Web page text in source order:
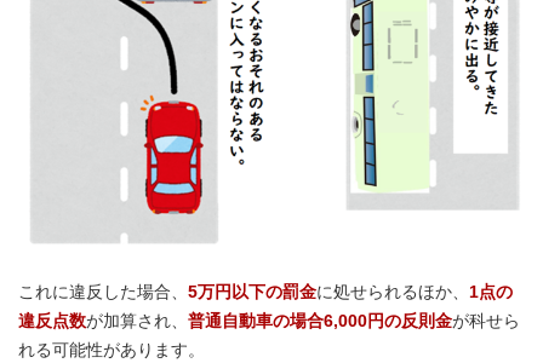
これに違反した場合、 5万円以下の罰金に処せられるほか、 1点の
違反点数が加算され、 普通自動車の場合6,000円の反則金が科せら
れる可能性があります。